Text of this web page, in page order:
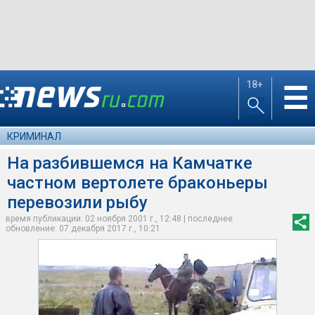
18+ ☰
КРИМИНАЛ
На разбившемся на Камчатке
частном вертолете браконьеры
перевозили рыбу
время публикации: 02 ноября 2001 г., 12:48 | последнее
обновление: 07 декабря 2017 г., 10:21